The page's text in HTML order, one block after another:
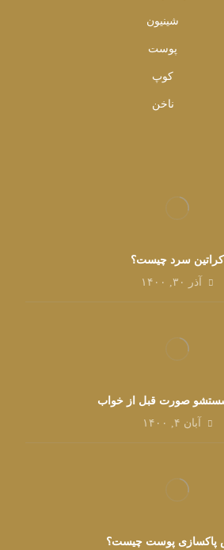
شینیون
پوست
کوپ
ناخن
کراتین سرد چیست؟
آذر ۳۰, ۱۴۰۰
صورت قبل از خواب
آبان ۴, ۱۴۰۰
پاکسازی پوست چیست؟